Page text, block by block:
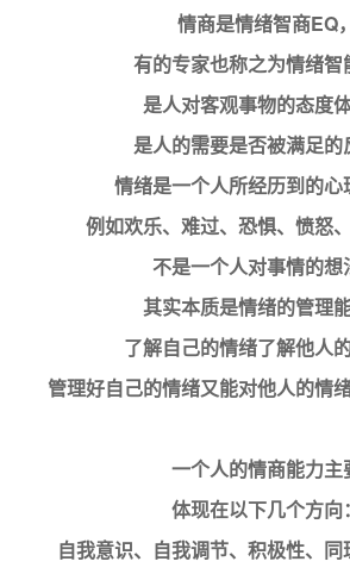
情商是情绪智商EQ，
有的专家也称之为情绪智
是人对客观事物的态度体
是人的需要是否被满足的
情绪是一个人所经历到的心
例如欢乐、难过、恐惧、愤怒
不是一个人对事情的想
其实本质是情绪的管理能
了解自己的情绪了解他人的
管理好自己的情绪又能对他人的情
一个人的情商能力主
体现在以下几个方向：
自我意识、自我调节、积极性、